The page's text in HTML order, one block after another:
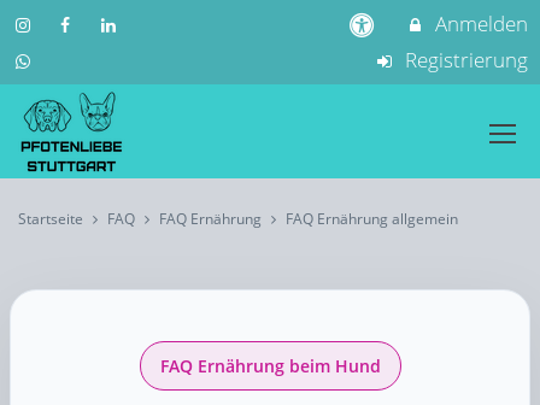
Anmelden
Registrierung
Startseite FAQ FAQ Ernährung FAQ Ernährung allgemein
FAQ Ernährung beim Hund